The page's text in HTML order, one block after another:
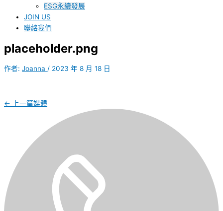
ESG永續發展
JOIN US
聯絡我們
placeholder.png
作者: Joanna / 2023 年 8 月 18 日
← 上一篇媒體